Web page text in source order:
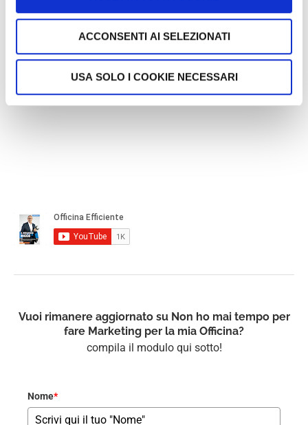
ACCONSENTI AI SELEZIONATI
USA SOLO I COOKIE NECESSARI
canale tramite il seguente tasto:
Vuoi rimanere aggiornato su Non ho mai tempo per
fare Marketing per la mia Officina?
compila il modulo qui sotto!
Nome*